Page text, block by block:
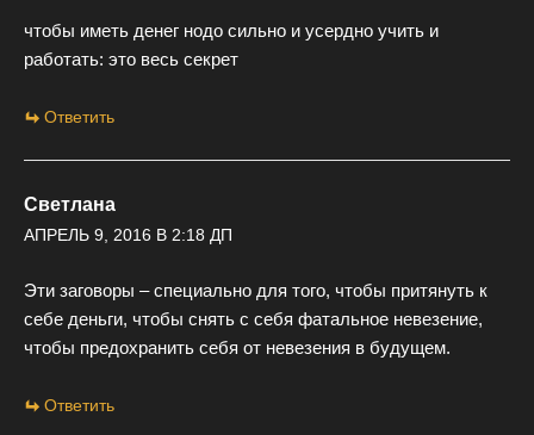
чтобы иметь денег нодо сильно и усердно учить и
работать: это весь секрет
Ответить
Светлана
АПРЕЛЬ 9, 2016 В 2:18 ДП
Эти заговоры – специально для того, чтобы притянуть к
себе деньги, чтобы снять с себя фатальное невезение,
чтобы предохранить себя от невезения в будущем.
Ответить